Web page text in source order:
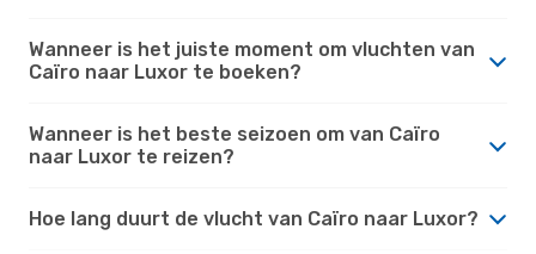
Wanneer is het juiste moment om vluchten van
Caïro naar Luxor te boeken?
Wanneer is het beste seizoen om van Caïro
naar Luxor te reizen?
Hoe lang duurt de vlucht van Caïro naar Luxor?